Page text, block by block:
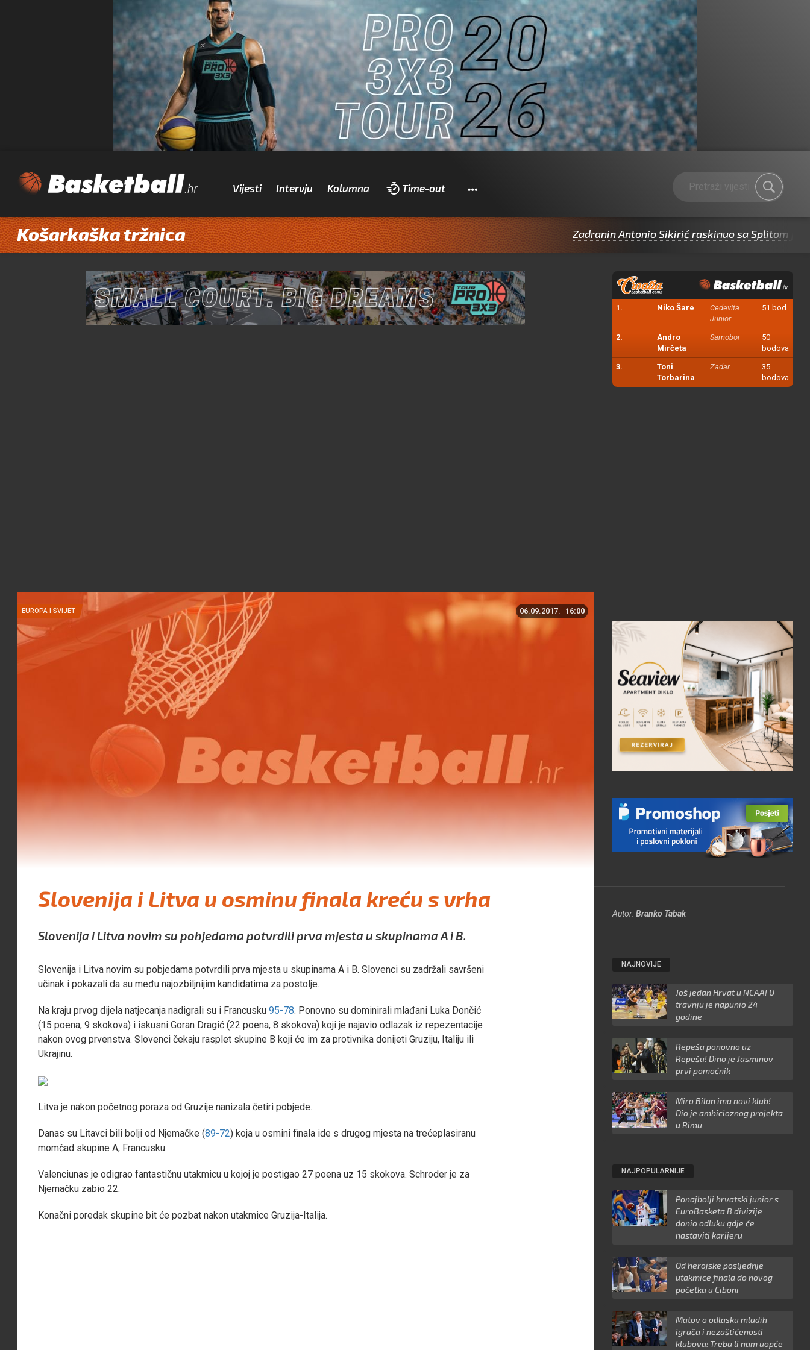
Vijesti Intervju Kolumna Time-out Pretraži
Košarkaška tržnica Zadranin Antonio Sikirić raskinuo sa Splitom pa
1. Niko Šare
Cedevita
Junior
51 bod
2.
Andro
Mirčeta
Samobor
50
bodova
3.
Toni
Torbarina
Zadar
35
bodova
EUROPA I SVIJET 06.09.2017. 16:00
Slovenija i Litva u osminu finala kreću s vrha
Autor:Branko Tabak
Slovenija i Litva novim su pobjedama potvrdili prva mjesta u skupinama A i B.
Slovenija i Litva novim su pobjedama potvrdili prva mjesta u skupinama A i B. Slovenci su zadržali savršeni
učinak i pokazali da su među najozbiljnijim kandidatima za postolje.
Na kraju prvog dijela natjecanja nadigrali su i Francusku95-78. Ponovno su dominirali mlađani Luka Dončić
(15 poena, 9 skokova) i iskusni Goran Dragić (22 poena, 8 skokova) koji je najavio odlazak iz repezentacije
nakon ovog prvenstva. Slovenci čekaju rasplet skupine B koji će im za protivnika donijeti Gruziju, Italiju ili
Ukrajinu.
Litva je nakon početnog poraza od Gruzije nanizala četiri pobjede.
Danas su Litavci bili bolji od Njemačke (89-72) koja u osmini finala ide s drugog mjesta na trećeplasiranu
momčad skupine A, Francusku.
Valenciunas je odigrao fantastičnu utakmicu u kojoj je postigao 27 poena uz 15 skokova. Schroder je za
Njemačku zabio 22.
Konačni poredak skupine bit će pozbat nakon utakmice Gruzija-Italija.
NAJNOVIJE
Još jedan Hrvat u NCAA! U
travnju je napunio 24
godine
Repeša ponovno uz
Repešu! Dino je Jasminov
prvi pomoćnik
Miro Bilan ima novi klub!
Dio je ambicioznog projekta
u Rimu
NAJPOPULARNIJE
Ponajbolji hrvatski junior s
EuroBasketa B divizije
donio odluku gdje će
nastaviti karijeru
Od herojske posljednje
utakmice finala do novog
početka u Ciboni
Matov o odlasku mladih
igrača i nezaštićenosti
klubova: Treba li nam uopće